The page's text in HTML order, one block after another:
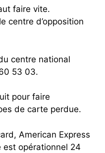
faire vite.
centre d’opposition
centre national
53 03.
pour faire
de carte perdue.
American Express
est opérationnel 24